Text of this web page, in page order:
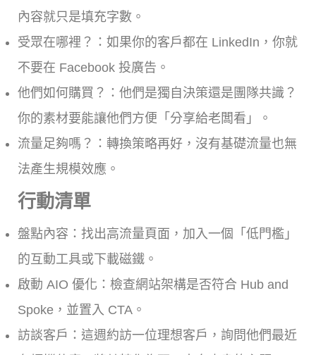
內容就只是填充字數。
受眾在哪裡？：如果你的客戶都在 LinkedIn，你就
不要在 Facebook 投廣告。
他們如何購買？：他們是獨自決策還是團隊共識？
你的素材要能讓他們方便「分享給老闆看」。
流量足夠嗎？：轉換策略再好，沒有基礎流量也無
法產生規模效應。
行動清單
盤點內容：找出高流量頁面，加入一個「低門檻」
的互動工具或下載磁鐵。
啟動 AIO 優化：檢查網站架構是否符合 Hub and
Spoke，並置入 CTA。
訪談客戶：這週約訪一位理想客戶，詢問他們最近